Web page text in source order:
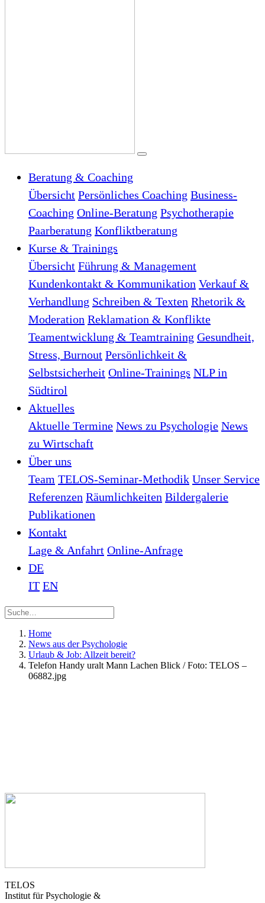
Beratung & Coaching
Übersicht Persönliches Coaching Business-
Coaching Online-Beratung Psychotherapie
Paarberatung Konfliktberatung
Kurse & Trainings
Übersicht Führung & Management
Kundenkontakt & Kommunikation Verkauf &
Verhandlung Schreiben & Texten Rhetorik &
Moderation Reklamation & Konflikte
Teamentwicklung & Teamtraining Gesundheit,
Stress, Burnout Persönlichkeit &
Selbstsicherheit Online-Trainings NLP in
Südtirol
Aktuelles
Aktuelle Termine News zu Psychologie News
zu Wirtschaft
Über uns
Team TELOS-Seminar-Methodik Unser Service
Referenzen Räumlichkeiten Bildergalerie
Publikationen
Kontakt
Lage & Anfahrt Online-Anfrage
DE
IT EN
Home
News aus der Psychologie
Urlaub & Job: Allzeit bereit?
Telefon Handy uralt Mann Lachen Blick / Foto: TELOS –
06882.jpg
TELOS
Institut für Psychologie &